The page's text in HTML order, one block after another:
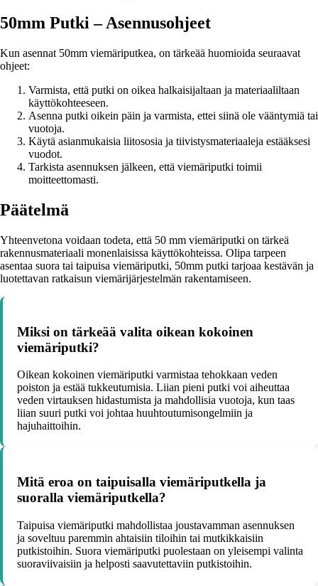
50mm Putki – Asennusohjeet
Kun asennat 50mm viemäriputkea, on tärkeää huomioida seuraavat
ohjeet:
Varmista, että putki on oikea halkaisijaltaan ja materiaaliltaan
käyttökohteeseen.
Asenna putki oikein päin ja varmista, ettei siinä ole vääntymiä tai
vuotoja.
Käytä asianmukaisia liitososia ja tiivistysmateriaaleja estääksesi
vuodot.
Tarkista asennuksen jälkeen, että viemäriputki toimii
moitteettomasti.
Päätelmä
Yhteenvetona voidaan todeta, että 50 mm viemäriputki on tärkeä
rakennusmateriaali monenlaisissa käyttökohteissa. Olipa tarpeen
asentaa suora tai taipuisa viemäriputki, 50mm putki tarjoaa kestävän ja
luotettavan ratkaisun viemärijärjestelmän rakentamiseen.
Miksi on tärkeää valita oikean kokoinen
viemäriputki?
Oikean kokoinen viemäriputki varmistaa tehokkaan veden
poiston ja estää tukkeutumisia. Liian pieni putki voi aiheuttaa
veden virtauksen hidastumista ja mahdollisia vuotoja, kun taas
liian suuri putki voi johtaa huuhtoutumisongelmiin ja
hajuhaittoihin.
Mitä eroa on taipuisalla viemäriputkella ja
suoralla viemäriputkella?
Taipuisa viemäriputki mahdollistaa joustavamman asennuksen
ja soveltuu paremmin ahtaisiin tiloihin tai mutkikkaisiin
putkistoihin. Suora viemäriputki puolestaan on yleisempi valinta
suoraviivaisiin ja helposti saavutettaviin putkistoihin.